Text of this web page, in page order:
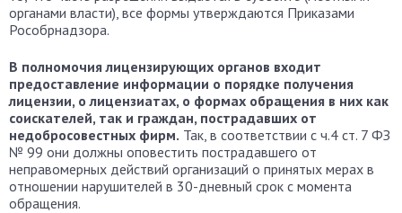
органами власти), все формы утверждаются Приказами
Рособрнадзора.
В полномочия лицензирующих органов входит
предоставление информации о порядке получения
лицензии, о лицензиатах, о формах обращения в них как
соискателей, так и граждан, пострадавших от
недобросовестных фирм. Так, в соответствии с ч.4 ст. 7 ФЗ
№ 99 они должны оповестить пострадавшего от
неправомерных действий организаций о принятых мерах в
отношении нарушителей в 30-дневный срок с момента
обращения.